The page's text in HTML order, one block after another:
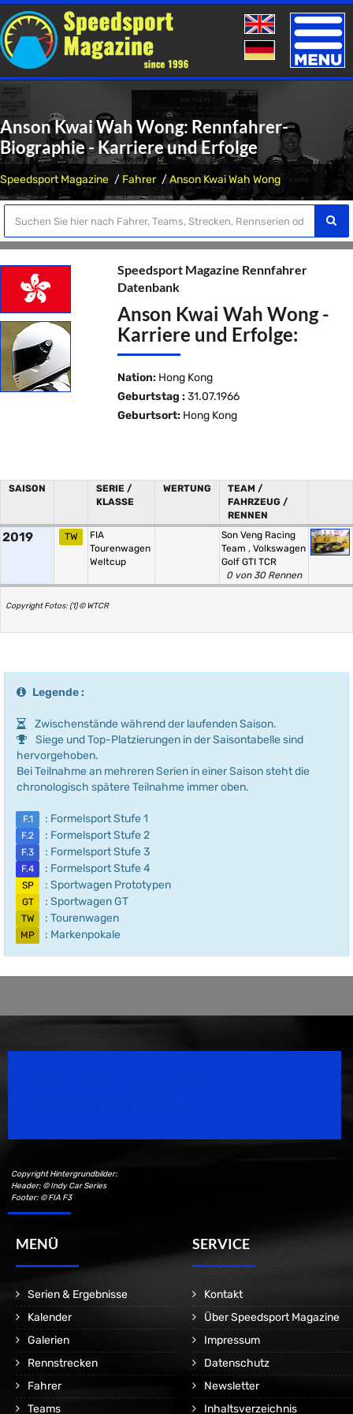
Toggle
Anson Kwai Wah Wong: Rennfahrer-
Biographie - Karriere und Erfolge
Speedsport Magazine Fahrer Anson Kwai Wah Wong
Speedsport Magazine Rennfahrer
Datenbank
Anson Kwai Wah Wong -
Karriere und Erfolge:
Nation: Hong Kong
Geburtstag : 31.07.1966
Geburtsort: Hong Kong
SAISON
SERIE /
KLASSE
WERTUNG
TEAM /
FAHRZEUG /
RENNEN
2019 TW
FIA
Tourenwagen
Weltcup
Son Veng Racing
Team , Volkswagen
Golf GTI TCR
0 von 30 Rennen
Copyright Fotos: (1) © WTCR
Legende :
Zwischenstände während der laufenden Saison.
Siege und Top-Platzierungen in der Saisontabelle sind
hervorgehoben.
Bei Teilnahme an mehreren Serien in einer Saison steht die
chronologisch spätere Teilnahme immer oben.
F.1 : Formelsport Stufe 1
F.2 : Formelsport Stufe 2
F.3 : Formelsport Stufe 3
F.4 : Formelsport Stufe 4
SP : Sportwagen Prototypen
GT : Sportwagen GT
TW : Tourenwagen
MP : Markenpokale
Copyright Hintergrundbilder:
Header: © Indy Car Series
Footer: © FIA F3
MENÜ
Serien & Ergebnisse
Kalender
Galerien
Rennstrecken
Fahrer
Teams
SERVICE
Kontakt
Über Speedsport Magazine
Impressum
Datenschutz
Newsletter
Inhaltsverzeichnis